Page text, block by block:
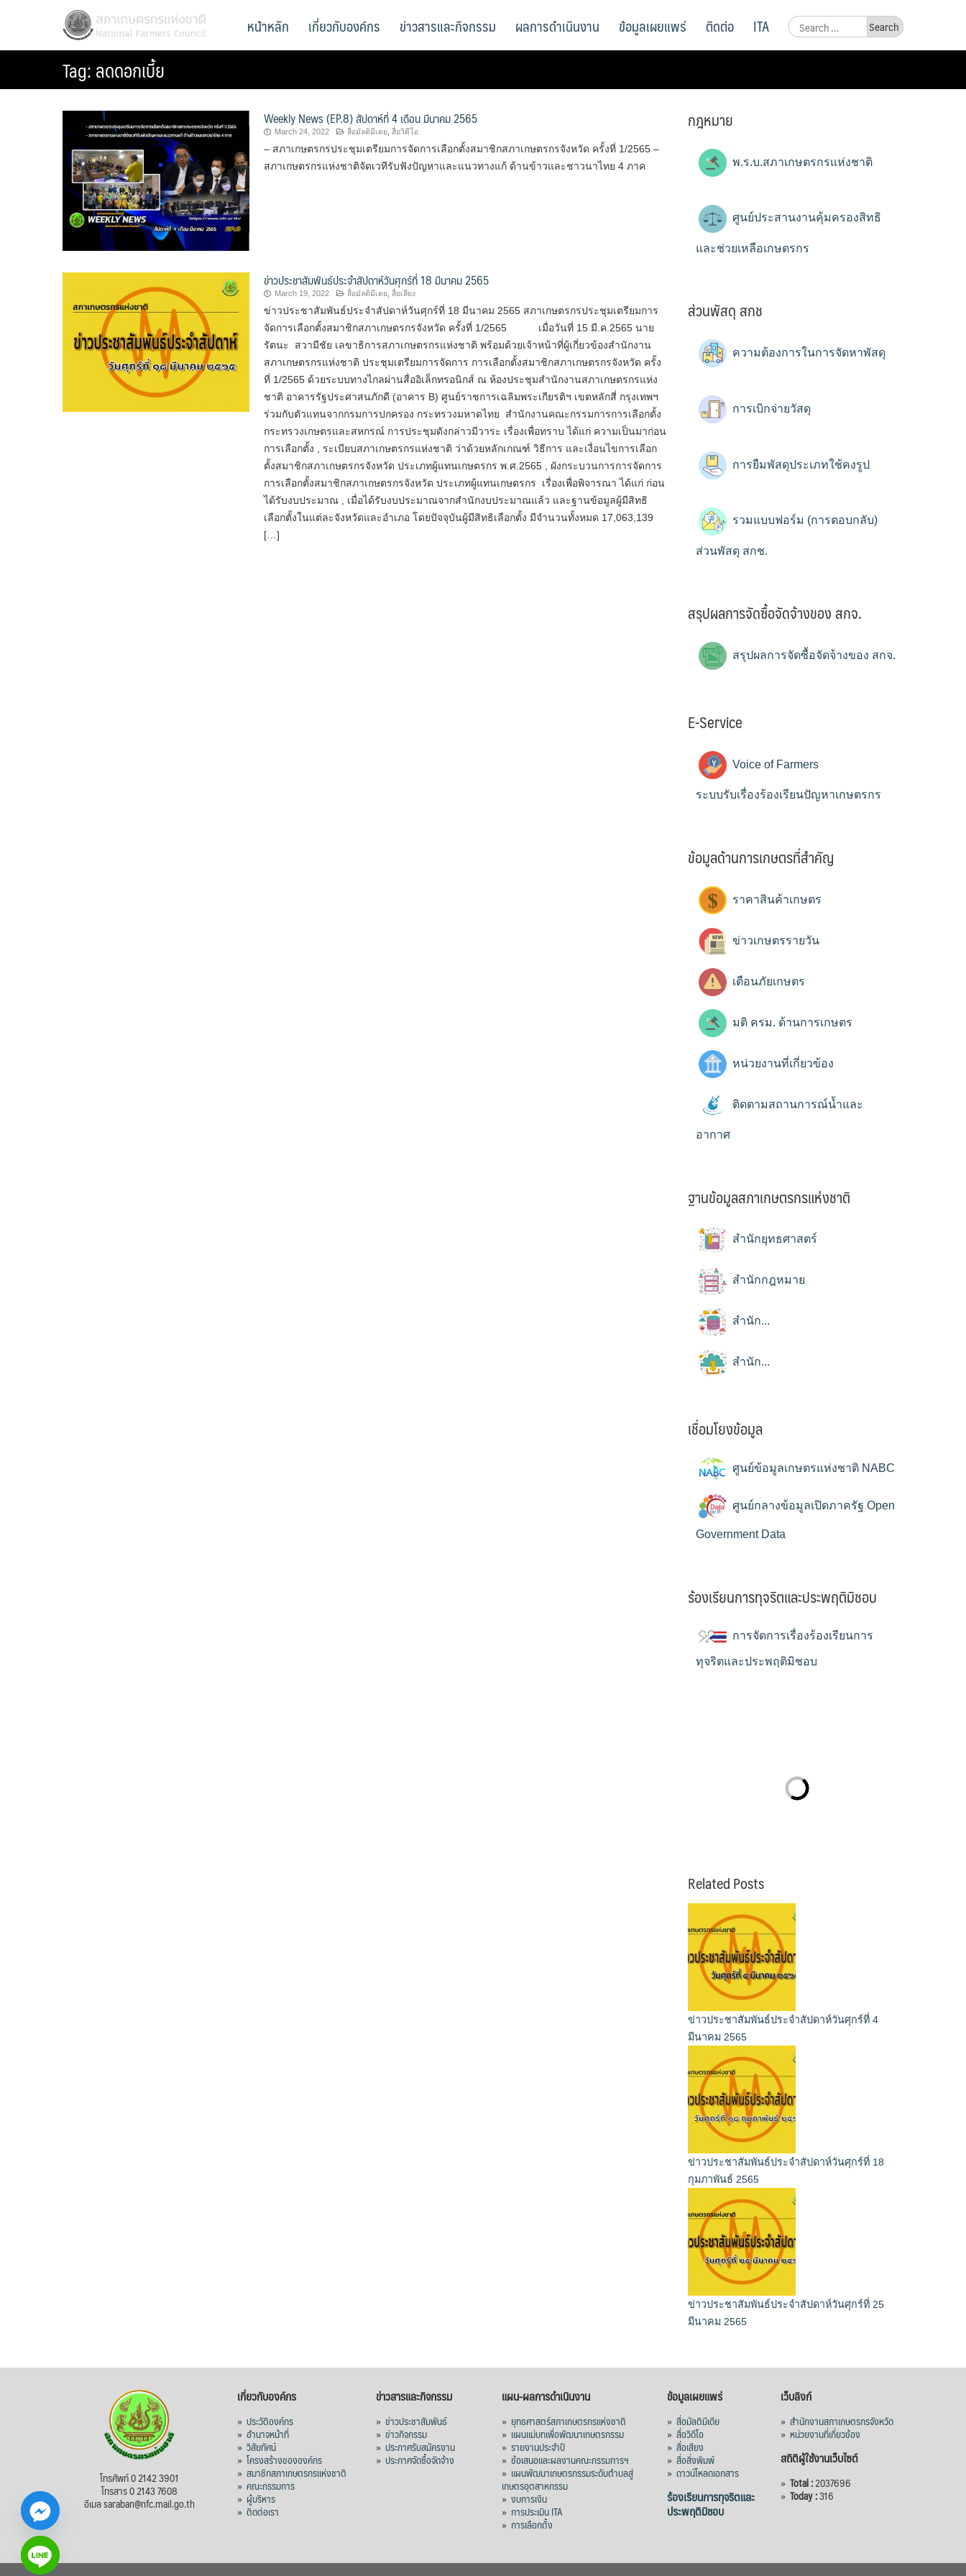
สภาเกษตรกรแห่งชาติ
National Farmers Council
Search
for:
หน้าหลัก เกี่ยวกับองค์กร ข่าวสารและกิจกรรม ผลการดำเนินงาน ข้อมูลเผยแพร่ ติดต่อ ITA
Tag:ลดดอกเบี้ย
Weekly News (EP.8) สัปดาห์ที่ 4 เดือน มีนาคม 2565
March 24, 2022 สื่อมัลติมีเดย, สื่อวิดีโอ
– สภาเกษตรกรประชุมเตรียมการจัดการเลือกตั้งสมาชิกสภาเกษตรกรจังหวัด ครั้งที่ 1/2565 –
สภาเกษตรกรแห่งชาติจัดเวทีรับฟังปัญหาและแนวทางแก้ ด้านข้าวและชาวนาไทย 4 ภาค
ข่าวประชาสัมพันธ์ประจำสัปดาห์วันศุกร์ที่ 18 มีนาคม 2565
March 19, 2022 สื่อมัลติมีเดย, สื่อเสียง
ข่าวประชาสัมพันธ์ประจำสัปดาห์วันศุกร์ที่ 18 มีนาคม 2565 สภาเกษตรกรประชุมเตรียมการ
จัดการเลือกตั้งสมาชิกสภาเกษตรกรจังหวัด ครั้งที่ 1/2565 เมื่อวันที่ 15 มี.ค.2565 นาย
รัตนะ สวามีชัย เลขาธิการสภาเกษตรกรแห่งชาติ พร้อมด้วยเจ้าหน้าที่ผู้เกี่ยวข้องสำนักงาน
สภาเกษตรกรแห่งชาติ ประชุมเตรียมการจัดการ การเลือกตั้งสมาชิกสภาเกษตรกรจังหวัด ครั้ง
ที่ 1/2565 ด้วยระบบทางไกลผ่านสื่ออิเล็กทรอนิกส์ ณ ห้องประชุมสำนักงานสภาเกษตรกรแห่ง
ชาติ อาคารรัฐประศาสนภักดี (อาคาร B) ศูนย์ราชการเฉลิมพระเกียรติฯ เขตหลักสี่ กรุงเทพฯ
ร่วมกับตัวแทนจากกรมการปกครอง กระทรวงมหาดไทย สำนักงานคณะกรรมการการเลือกตั้ง
กระทรวงเกษตรและสหกรณ์ การประชุมดังกล่าวมีวาระ เรื่องเพื่อทราบ ได้แก่ ความเป็นมาก่อน
การเลือกตั้ง , ระเบียบสภาเกษตรกรแห่งชาติ ว่าด้วยหลักเกณฑ์ วิธีการ และเงื่อนไขการเลือก
ตั้งสมาชิกสภาเกษตรกรจังหวัด ประเภทผู้แทนเกษตรกร พ.ศ.2565 , ผังกระบวนการการจัดการ
การเลือกตั้งสมาชิกสภาเกษตรกรจังหวัด ประเภทผู้แทนเกษตรกร เรื่องเพื่อพิจารณา ได้แก่ ก่อน
ได้รับงบประมาณ , เมื่อได้รับงบประมาณจากสำนักงบประมาณแล้ว และฐานข้อมูลผู้มีสิทธิ
เลือกตั้งในแต่ละจังหวัดและอำเภอ โดยปัจจุบันผู้มีสิทธิเลือกตั้ง มีจำนวนทั้งหมด 17,063,139
[…]
กฎหมาย
พ.ร.บ.สภาเกษตรกรแห่งชาติ
ศูนย์ประสานงานคุ้มครองสิทธิ
และช่วยเหลือเกษตรกร
ส่วนพัสดุ สกช
ความต้องการในการจัดหาพัสดุ
การเบิกจ่ายวัสดุ
การยืมพัสดุประเภทใช้คงรูป
รวมแบบฟอร์ม (การตอบกลับ)
ส่วนพัสดุ สกช.
สรุปผลการจัดซื้อจัดจ้างของ สกจ.
สรุปผลการจัดซื้อจัดจ้างของ สกจ.
E-Service
Voice of Farmers
ระบบรับเรื่องร้องเรียนปัญหาเกษตรกร
ข้อมูลด้านการเกษตรที่สำคัญ
ราคาสินค้าเกษตร
ข่าวเกษตรรายวัน
เตือนภัยเกษตร
มติ ครม. ด้านการเกษตร
หน่วยงานที่เกี่ยวข้อง
ติดตามสถานการณ์น้ำและ
อากาศ
ฐานข้อมูลสภาเกษตรกรแห่งชาติ
สำนักยุทธศาสตร์
สำนักกฎหมาย
สำนัก...
สำนัก...
เชื่อมโยงข้อมูล
ศูนย์ข้อมูลเกษตรแห่งชาติ NABC
ศูนย์กลางข้อมูลเปิดภาครัฐ Open
Government Data
ร้องเรียนการทุจริตและประพฤติมิชอบ
การจัดการเรื่องร้องเรียนการ
ทุจริตและประพฤติมิชอบ
Related Posts
ข่าวประชาสัมพันธ์ประจำสัปดาห์วันศุกร์ที่ 4
มีนาคม 2565
ข่าวประชาสัมพันธ์ประจำสัปดาห์วันศุกร์ที่ 18
กุมภาพันธ์ 2565
ข่าวประชาสัมพันธ์ประจำสัปดาห์วันศุกร์ที่ 25
มีนาคม 2565
โทรศัพท์ 0 2142 3901
โทรสาร 0 2143 7608
อีเมล saraban@nfc.mail.go.th
เกี่ยวกับองค์กร
»ประวัติองค์กร
»อำนาจหน้าที่
»วิสัยทัศน์
»โครงสร้างขององค์กร
»สมาชิกสภาเกษตรกรแห่งชาติ
»คณะกรรมการ
» ผู้บริหาร
»ติดต่อเรา
ข่าวสารและกิจกรรม
»ข่าวประชาสัมพันธ์
»ข่าวกิจกรรม
»ประกาศรับสมัครงาน
»ประกาศจัดซื้อจัดจ้าง
แผน-ผลการดำเนินงาน
» ยุทธศาสตร์สภาเกษตรกรแห่งชาติ
» แผนแม่บทเพื่อพัฒนาเกษตรกรรม
» รายงานประจำปี
» ข้อเสนอและผลงานคณะกรรมการฯ
» แผนพัฒนาเกษตรกรรมระดับตำบลสู่
เกษตรอุตสาหกรรม
» งบการเงิน
» การประเมิน ITA
» การเลือกตั้ง
ข้อมูลเผยแพร่
» สื่อมัลติมีเดีย
» สื่อวิดีโอ
» สื่อเสียง
» สื่อสิ่งพิมพ์
» ดาวน์โหลดเอกสาร
ร้องเรียนการทุจริตและ
ประพฤติมิชอบ
เว็บลิงก์
» สำนักงานสภาเกษตรกรจังหวัด
» หน่วยงานที่เกี่ยวข้อง
สถิติผู้ใช้งานเว็บไซต์
» Total :2037696
» Today :316